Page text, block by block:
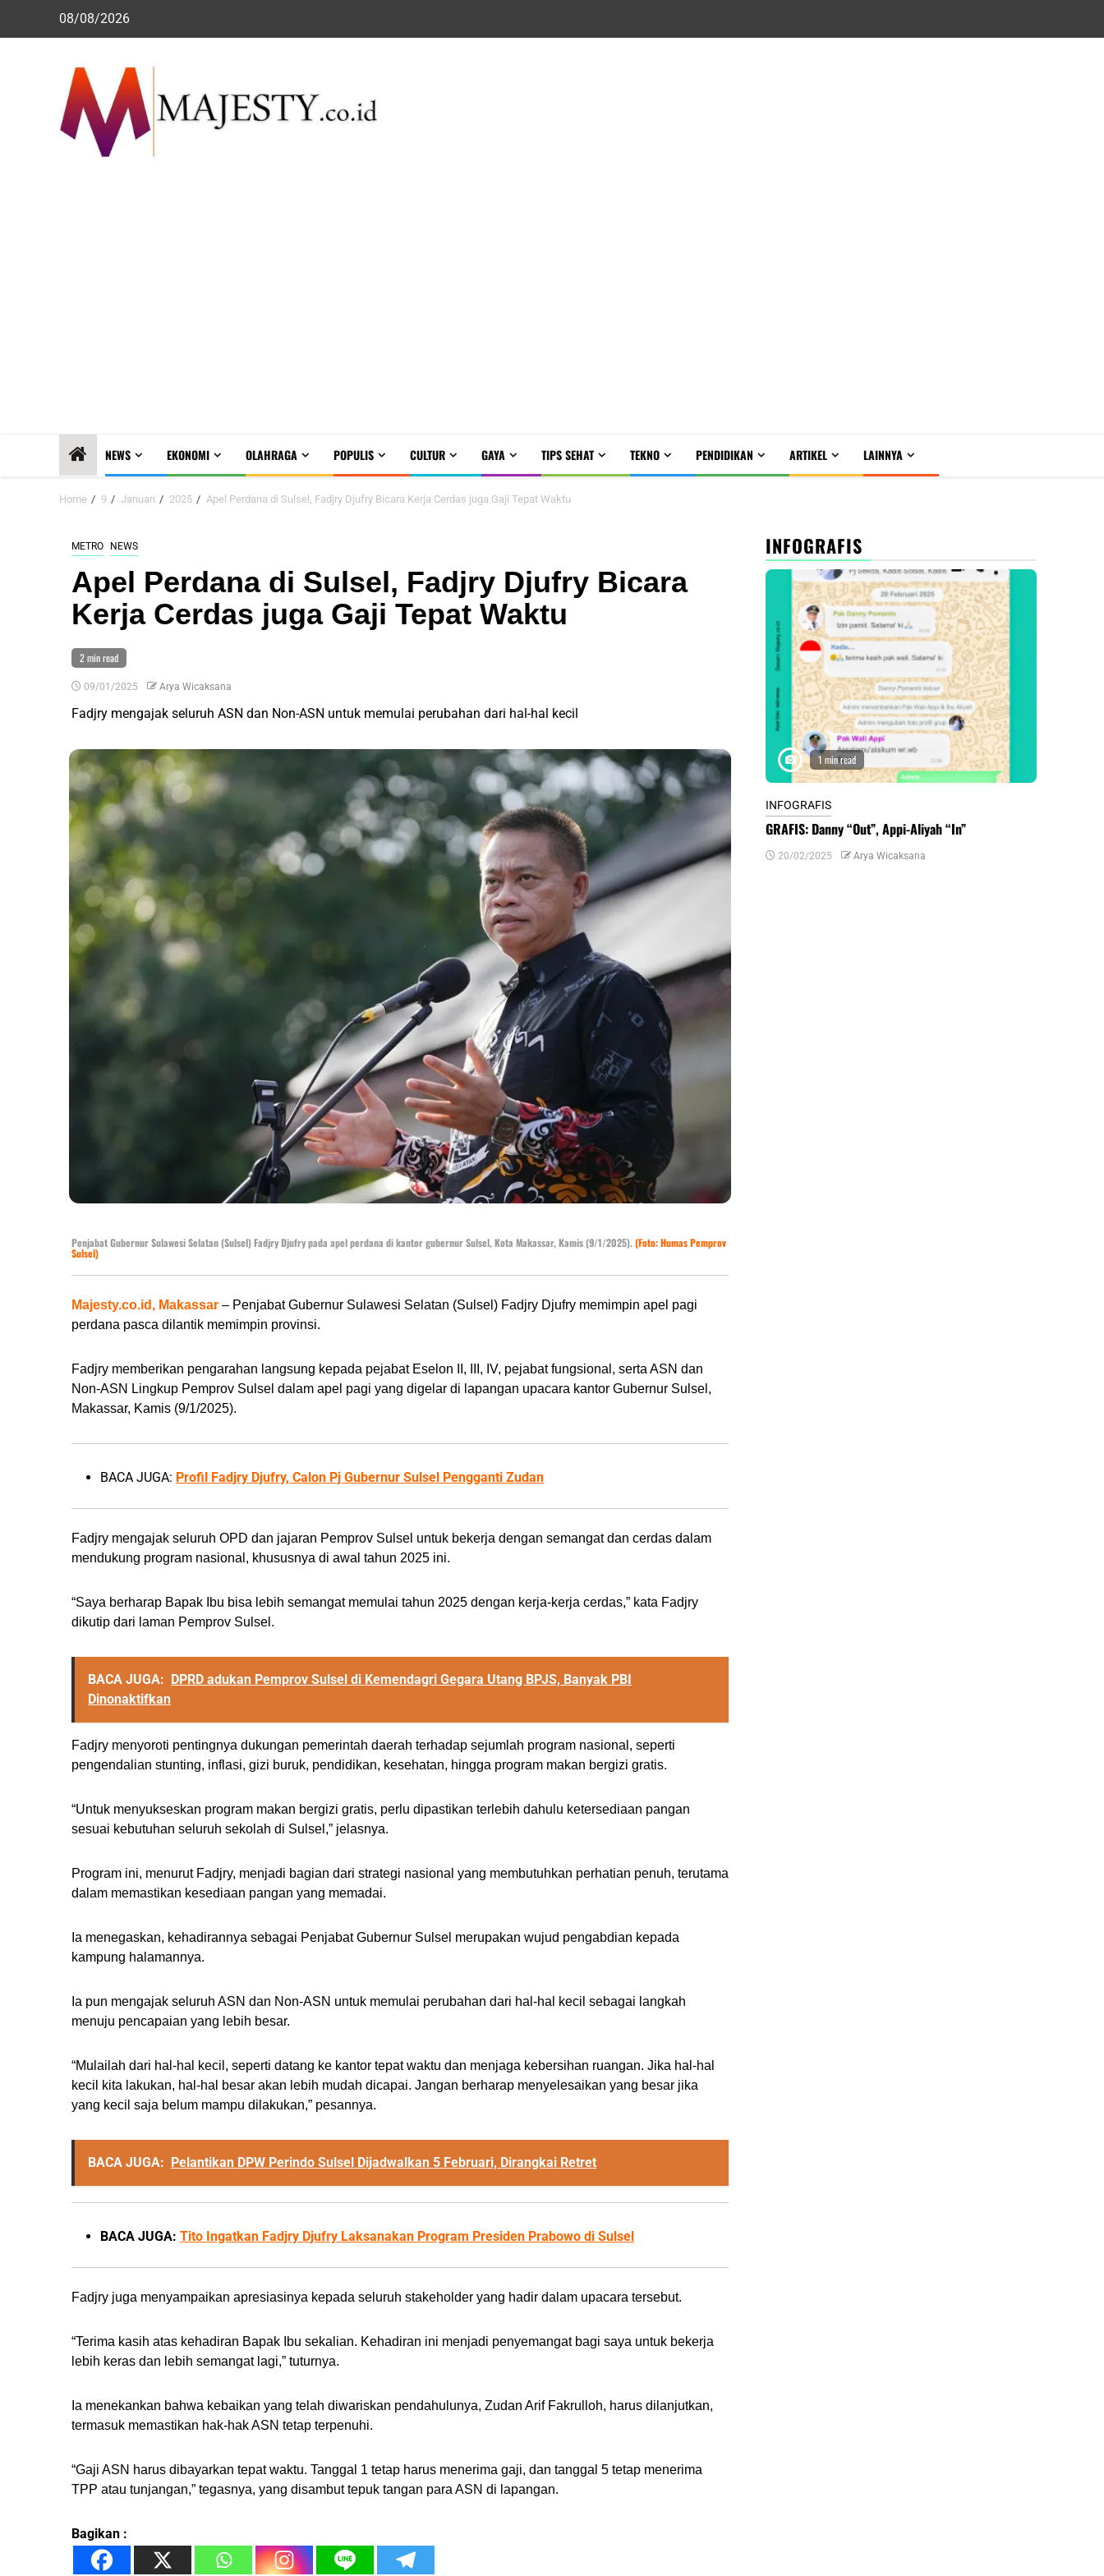
08/08/2026
NEWS EKONOMI OLAHRAGA POPULIS CULTUR GAYA TIPS SEHAT TEKNO PENDIDIKAN ARTIKEL LAINNYA
Home 9 Januari 2025 Apel Perdana di Sulsel, Fadjry Djufry Bicara Kerja Cerdas juga Gaji Tepat Waktu
METRO NEWS
Apel Perdana di Sulsel, Fadjry Djufry Bicara
Kerja Cerdas juga Gaji Tepat Waktu
2 min read
09/01/2025 Arya Wicaksana
Fadjry mengajak seluruh ASN dan Non-ASN untuk memulai perubahan dari hal-hal kecil
Penjabat Gubernur Sulawesi Selatan (Sulsel) Fadjry Djufry pada apel perdana di kantor gubernur Sulsel, Kota Makassar, Kamis (9/1/2025).(Foto: Humas Pemprov
Sulsel)
Majesty.co.id, Makassar – Penjabat Gubernur Sulawesi Selatan (Sulsel) Fadjry Djufry memimpin apel pagi
perdana pasca dilantik memimpin provinsi.
Fadjry memberikan pengarahan langsung kepada pejabat Eselon II, III, IV, pejabat fungsional, serta ASN dan
Non-ASN Lingkup Pemprov Sulsel dalam apel pagi yang digelar di lapangan upacara kantor Gubernur Sulsel,
Makassar, Kamis (9/1/2025).
BACA JUGA: Profil Fadjry Djufry, Calon Pj Gubernur Sulsel Pengganti Zudan
Fadjry mengajak seluruh OPD dan jajaran Pemprov Sulsel untuk bekerja dengan semangat dan cerdas dalam
mendukung program nasional, khususnya di awal tahun 2025 ini.
“Saya berharap Bapak Ibu bisa lebih semangat memulai tahun 2025 dengan kerja-kerja cerdas,” kata Fadjry
dikutip dari laman Pemprov Sulsel.
BACA JUGA:
DPRD adukan Pemprov Sulsel di Kemendagri Gegara Utang BPJS, Banyak PBI
Dinonaktifkan
Fadjry menyoroti pentingnya dukungan pemerintah daerah terhadap sejumlah program nasional, seperti
pengendalian stunting, inflasi, gizi buruk, pendidikan, kesehatan, hingga program makan bergizi gratis.
“Untuk menyukseskan program makan bergizi gratis, perlu dipastikan terlebih dahulu ketersediaan pangan
sesuai kebutuhan seluruh sekolah di Sulsel,” jelasnya.
Program ini, menurut Fadjry, menjadi bagian dari strategi nasional yang membutuhkan perhatian penuh, terutama
dalam memastikan kesediaan pangan yang memadai.
Ia menegaskan, kehadirannya sebagai Penjabat Gubernur Sulsel merupakan wujud pengabdian kepada
kampung halamannya.
Ia pun mengajak seluruh ASN dan Non-ASN untuk memulai perubahan dari hal-hal kecil sebagai langkah
menuju pencapaian yang lebih besar.
“Mulailah dari hal-hal kecil, seperti datang ke kantor tepat waktu dan menjaga kebersihan ruangan. Jika hal-hal
kecil kita lakukan, hal-hal besar akan lebih mudah dicapai. Jangan berharap menyelesaikan yang besar jika
yang kecil saja belum mampu dilakukan,” pesannya.
BACA JUGA: Pelantikan DPW Perindo Sulsel Dijadwalkan 5 Februari, Dirangkai Retret
BACA JUGA: Tito Ingatkan Fadjry Djufry Laksanakan Program Presiden Prabowo di Sulsel
Fadjry juga menyampaikan apresiasinya kepada seluruh stakeholder yang hadir dalam upacara tersebut.
“Terima kasih atas kehadiran Bapak Ibu sekalian. Kehadiran ini menjadi penyemangat bagi saya untuk bekerja
lebih keras dan lebih semangat lagi,” tuturnya.
Ia menekankan bahwa kebaikan yang telah diwariskan pendahulunya, Zudan Arif Fakrulloh, harus dilanjutkan,
termasuk memastikan hak-hak ASN tetap terpenuhi.
“Gaji ASN harus dibayarkan tepat waktu. Tanggal 1 tetap harus menerima gaji, dan tanggal 5 tetap menerima
TPP atau tunjangan,” tegasnya, yang disambut tepuk tangan para ASN di lapangan.
Bagikan :
INFOGRAFIS
1 min read
INFOGRAFIS
GRAFIS: Danny “Out”, Appi-Aliyah “In”
20/02/2025 Arya Wicaksana